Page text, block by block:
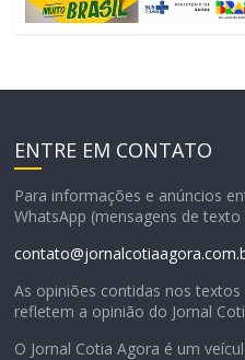
ENTRE EM CONTATO
Para informações e anúncios
WhatsApp (mensagens de
As opiniões contidas nos
refletem a opinião do Jornal
O Jornal Cotia Agora é um